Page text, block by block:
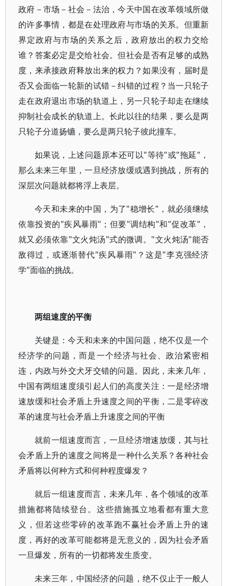
政府－市场－社会－法治，今天中国在改革领域所做
的许多事情，都是在处理政府与市场的关系。但重新
界定政府与市场的关系之后，政府放出的权力交给
谁？答案必定是交给社会。但社会是否有足够的成熟
度，来承接政府释放出来的权力？如果没有，届时是
否又会面临一轮新的试错－纠错的过程？当一只轮子
走在政府退出市场的轨道上，另一只轮子却走在继续
抑制社会成长的轨道上。长此以往的结果，要么是两
只轮子分道扬镳，要么是两只轮子彼此撞车。
如果说，上述问题原本还可以"等待"或"拖延"，
那么未来三年里，一旦经济放缓或遇到挑战，所有的
深层次问题就都将浮上表层。
今天和未来的中国，为了"稳增长"，就必须继续
依靠投资的"疾风暴雨"；但要"调结构"和"促改革"，
就又必须依靠"文火炖汤"式的微调。"文火炖汤"能否
敌得过，或逐渐替代"疾风暴雨"？这是"李克强经济
学"面临的挑战。
两组速度的平衡
关键是：今天和未来的中国问题，绝不仅是一个
经济学的问题，而是一个经济与社会、政治紧密相
连，内政与外交犬牙交错的问题。因此，未来几年，
中国有两组速度须引起人们的高度关注：一是经济增
速放缓和社会矛盾上升速度之间的平衡，二是零碎改
革的速度与社会矛盾上升速度之间的平衡
就前一组速度而言，一旦经济增速放缓，其与社
会矛盾上升的速度之间将是一种什么关系？各种社会
矛盾将以何种方式和何种程度爆发？
就后一组速度而言，未来几年，各个领域的改革
措施都将陆续登台。这些措施孤立地看都有重大意
义，但若这些零碎的改革跑不赢社会矛盾上升的速
度，再好的改革可能都将是无意义的，因为社会矛盾
一旦爆发，所有的一切都将发生质变。
未来三年，中国经济的问题，绝不仅止于一般人